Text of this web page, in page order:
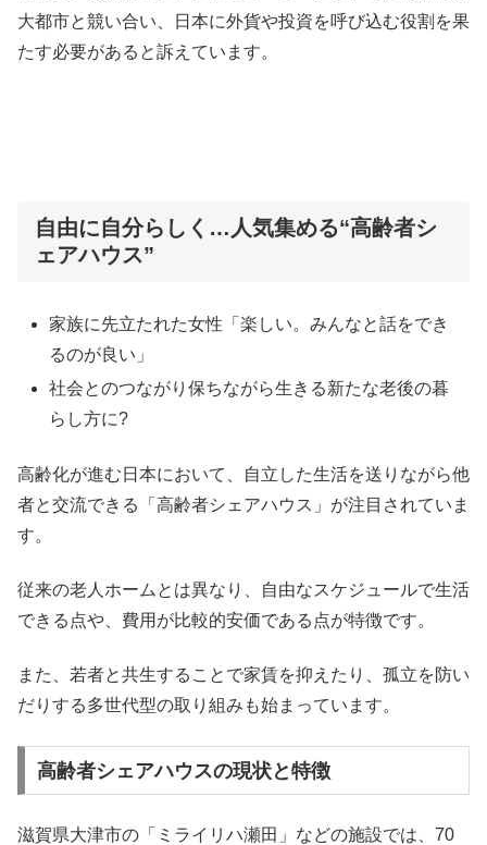
大都市と競い合い、日本に外貨や投資を呼び込む役割を果
たす必要があると訴えています。
自由に自分らしく…人気集める“高齢者シ
ェアハウス”
家族に先立たれた女性「楽しい。みんなと話をでき
るのが良い」
社会とのつながり保ちながら生きる新たな老後の暮
らし方に?
高齢化が進む日本において、自立した生活を送りながら他
者と交流できる「高齢者シェアハウス」が注目されていま
す。
従来の老人ホームとは異なり、自由なスケジュールで生活
できる点や、費用が比較的安価である点が特徴です。
また、若者と共生することで家賃を抑えたり、孤立を防い
だりする多世代型の取り組みも始まっています。
高齢者シェアハウスの現状と特徴
滋賀県大津市の「ミライリハ瀬田」などの施設では、70